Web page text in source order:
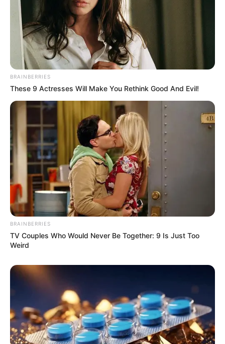
12 GIANA DE MARZY
BRAINBERRIES
These 9 Actresses Will Make You Rethink Good And Evil!
BRAINBERRIES
TV Couples Who Would Never Be Together: 9 Is Just Too
Weird